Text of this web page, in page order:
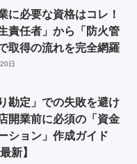
に必要な資格はコレ！
責任者」から「防火管
取得の流れを完全網羅
日
勘定」での失敗を避け
開業前に必須の「資金
ション」作成ガイド
新】